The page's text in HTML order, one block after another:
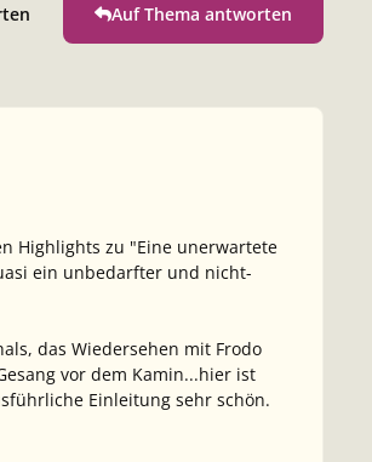
Auf Thema antworten
Highlights zu "Eine unerwartete
ein unbedarfter und nicht-
das Wiedersehen mit Frodo
vor dem Kamin...hier ist
Einleitung sehr schön.